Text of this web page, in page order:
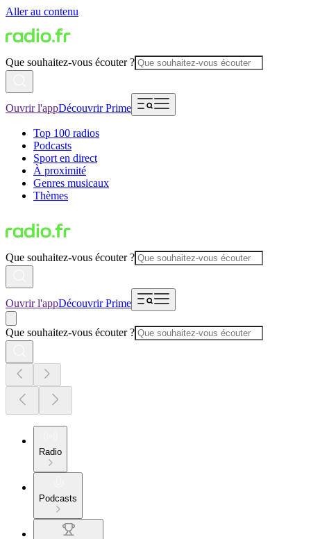
Aller au contenu
Que souhaitez-vous écouter ?
Ouvrir l'appDécouvrir Prime
Top 100 radios
Podcasts
Sport en direct
À proximité
Genres musicaux
Thèmes
Que souhaitez-vous écouter ?
Ouvrir l'appDécouvrir Prime
Que souhaitez-vous écouter ?
Radio
Podcasts